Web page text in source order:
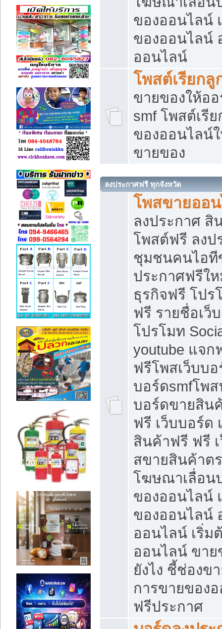
ของออนไลน์
ของออนไลน์
ออนไลน์
โพสต์เรียก
ขายของให้ออ
smf โพสต์เรี
ของออนไลน์
ขายของ
ลงประกาศฟรี ทุกจังหวัด
โพสขายออ
ลงประกาศ สิ
โพสต์ฟรี ลงป
ชุมชนคนไอที
ประกาศฟรีใ
ธุรกิจฟรี โป
ฟรี รายชื่อเว็
โปรโมท
youtube แจก
ฟรีโพสเว็บบอ
บอร์ดsmfโพ
บอร์ดขายสิน
ฟรี เว็บบอร์ด
สินค้าฟรี ฟรี
สขายสินค้าต
โฆษณาเลื่อน
ของออนไลน์
ของออนไลน์
ออนไลน์ เริ่ม
ออนไลน์ ขาย
ยังไง ชี้ช่องข
การขายของ
ฟรีประกาศ